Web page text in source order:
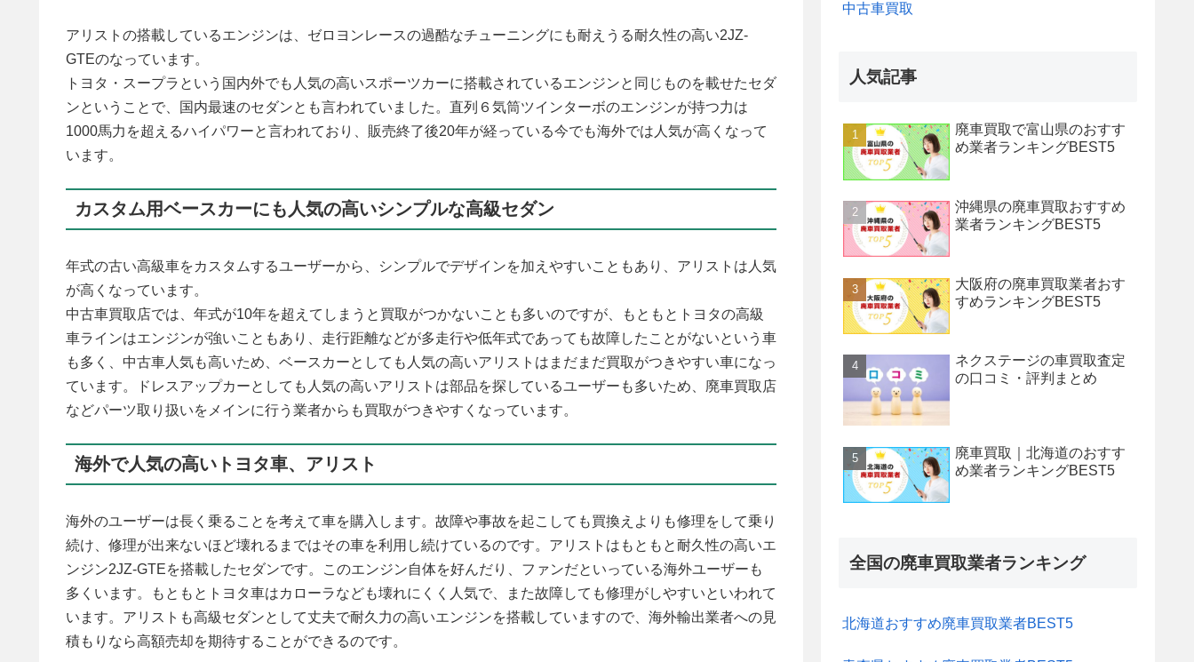
アリストの搭載しているエンジンは、ゼロヨンレースの過酷なチューニングにも耐えうる耐久性の高い2JZ-
GTEのなっています。
トヨタ・スープラという国内外でも人気の高いスポーツカーに搭載されているエンジンと同じものを載せたセダ
ンということで、国内最速のセダンとも言われていました。直列６気筒ツインターボのエンジンが持つ力は
1000馬力を超えるハイパワーと言われており、販売終了後20年が経っている今でも海外では人気が高くなって
います。
カスタム用ベースカーにも人気の高いシンプルな高級セダン
年式の古い高級車をカスタムするユーザーから、シンプルでデザインを加えやすいこともあり、アリストは人気
が高くなっています。
中古車買取店では、年式が10年を超えてしまうと買取がつかないことも多いのですが、もともとトヨタの高級
車ラインはエンジンが強いこともあり、走行距離などが多走行や低年式であっても故障したことがないという車
も多く、中古車人気も高いため、ベースカーとしても人気の高いアリストはまだまだ買取がつきやすい車になっ
ています。ドレスアップカーとしても人気の高いアリストは部品を探しているユーザーも多いため、廃車買取店
などパーツ取り扱いをメインに行う業者からも買取がつきやすくなっています。
海外で人気の高いトヨタ車、アリスト
海外のユーザーは長く乗ることを考えて車を購入します。故障や事故を起こしても買換えよりも修理をして乗り
続け、修理が出来ないほど壊れるまではその車を利用し続けているのです。アリストはもともと耐久性の高いエ
ンジン2JZ-GTEを搭載したセダンです。このエンジン自体を好んだり、ファンだといっている海外ユーザーも
多くいます。もともとトヨタ車はカローラなども壊れにくく人気で、また故障しても修理がしやすいといわれて
います。アリストも高級セダンとして丈夫で耐久力の高いエンジンを搭載していますので、海外輸出業者への見
積もりなら高額売却を期待することができるのです。
中古車買取
人気記事
廃車買取で富山県のおすす
め業者ランキングBEST5
沖縄県の廃車買取おすすめ
業者ランキングBEST5
大阪府の廃車買取業者おす
すめランキングBEST5
ネクステージの車買取査定
の口コミ・評判まとめ
廃車買取｜北海道のおすす
め業者ランキングBEST5
全国の廃車買取業者ランキング
北海道おすすめ廃車買取業者BEST5